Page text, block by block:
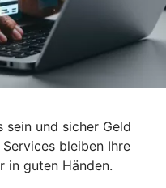
und sicher Geld
bleiben Ihre
in guten Händen.